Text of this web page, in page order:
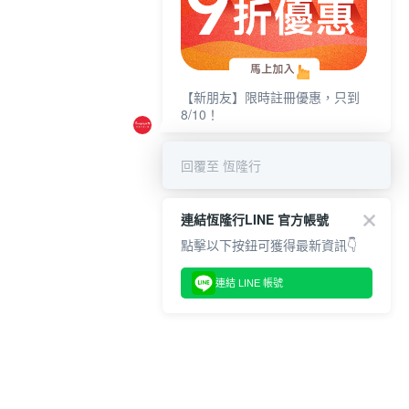
【新朋友】限時註冊優惠，只到
8/10！
回覆至 恆隆行
連結恆隆行LINE 官方帳號
點擊以下按鈕可獲得最新資訊👇
連結 LINE 帳號